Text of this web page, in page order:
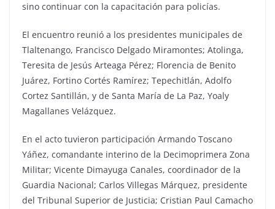
sino continuar con la capacitación para policías.
El encuentro reunió a los presidentes municipales de
Tlaltenango, Francisco Delgado Miramontes; Atolinga,
Teresita de Jesús Arteaga Pérez; Florencia de Benito
Juárez, Fortino Cortés Ramírez; Tepechitlán, Adolfo
Cortez Santillán, y de Santa María de La Paz, Yoaly
Magallanes Velázquez.
En el acto tuvieron participación Armando Toscano
Yáñez, comandante interino de la Decimoprimera Zona
Militar; Vicente Dimayuga Canales, coordinador de la
Guardia Nacional; Carlos Villegas Márquez, presidente
del Tribunal Superior de Justicia; Cristian Paul Camacho